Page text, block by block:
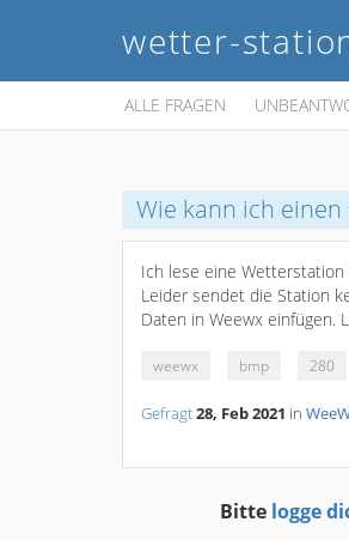
wetter-
ALLE FRAGEN
Wie kann ich
Ich lese eine Wetterstation
Leider sendet die Station
Daten in Weewx einfügen.
weewx bmp 280
Gefragt28, Feb 2021 in
Bitte logge